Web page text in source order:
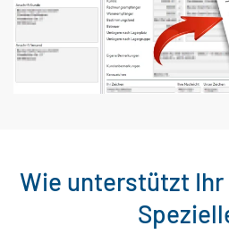
Wie unterstützt Ihr